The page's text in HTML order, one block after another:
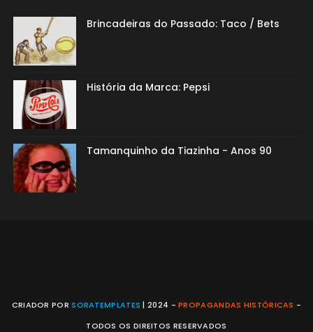
Brincadeiras do Passado: Taco / Bets
História da Marca: Pepsi
Tamanquinho da Tiazinha - Anos 90
CRIADOR PORSORATEMPLATES | 2024 -PROPAGANDAS HISTÓRICAS -
TODOS OS DIREITOS RESERVADOS